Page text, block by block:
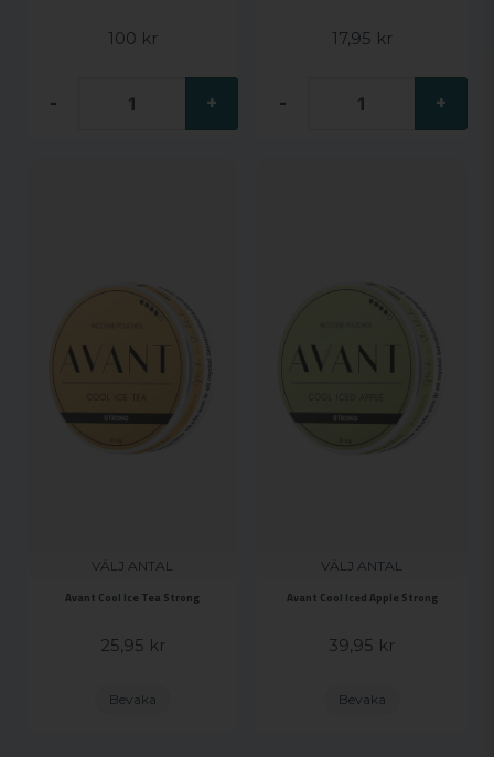
100 kr
- +
17,95 kr
- +
VÄLJ ANTAL
Avant Cool Ice Tea Strong
25,95 kr
Bevaka
VÄLJ ANTAL
Avant Cool Iced Apple Strong
39,95 kr
Bevaka